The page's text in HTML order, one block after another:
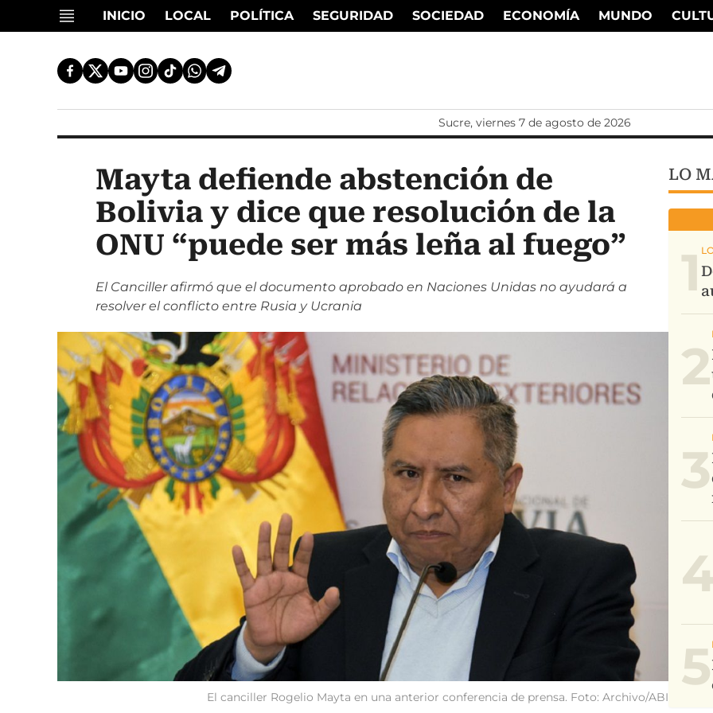
INICIO LOCAL POLÍTICA SEGURIDAD SOCIEDAD ECONOMÍA MUNDO
Sucre, viernes 7 de agosto de 2026
Mayta defiende abstención de
Bolivia y dice que resolución de la
ONU “puede ser más leña al fuego”
El Canciller afirmó que el documento aprobado en Naciones Unidas no ayudará a
resolver el conflicto entre Rusia y Ucrania
El canciller Rogelio Mayta en una anterior conferencia de prensa. Foto: Archivo/ABI
LO
1
2
3
5